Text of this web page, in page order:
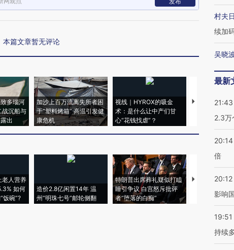
本篇文章暂无评论
多瑙河
战沉船与
出
加沙上百万流离失所者困
于“塑料烤箱” 高温引发健
康危机
视线｜HYROX的吸金
术：是什么让中产们甘
心“花钱找虐”？
马航飞行员跨
老人营养
如何
饭碗”?
造价2.8亿闲置14年 温
州“明珠七号”邮轮侧翻
特朗普出席葬礼疑似打瞌
睡引争议 白宫怒斥批评
者“堕落的白痴”
视线｜全球最
97个 印度如何
村夫
续加
吴晓
最新
21:43
2.3万
20:14
倍
20:12
影响
19:51
持续